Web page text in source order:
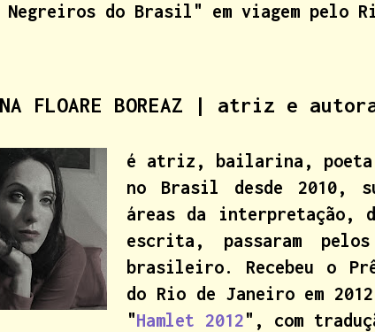
Negreiros do Brasil" em viagem pelo
FLOARE BOREAZ | atriz e autora
é atriz, bailarina, poeta,
no Brasil desde 2010,
áreas da interpretação,
escrita, passaram
brasileiro. Recebeu o
do Rio de Janeiro em
"Hamlet 2012", com